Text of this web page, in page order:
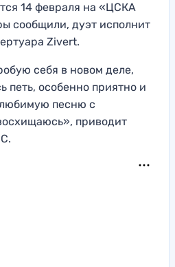
14 февраля на «ЦСКА
сообщили, дуэт исполнит
Zivert.
себя в новом деле,
петь, особенно приятно и
песню с
приводит